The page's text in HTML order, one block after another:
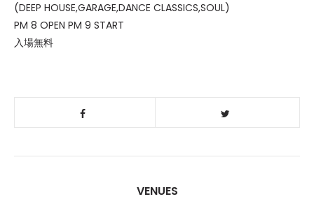
(DEEP HOUSE,GARAGE,DANCE CLASSICS,SOUL)
PM 8 OPEN PM 9 START
入場無料
VENUES